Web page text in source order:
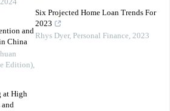
2024
and
China
Edition),
at High
Six Projected Home Loan Trends For
2023
Rhys Dyer, Personal Finance, 2023